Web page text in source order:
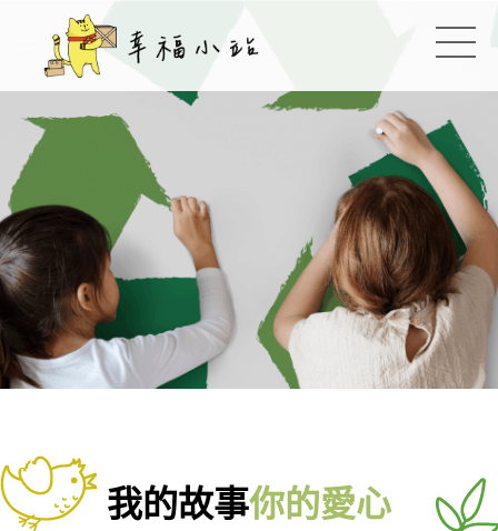
切換
:::
我的故事你的愛心